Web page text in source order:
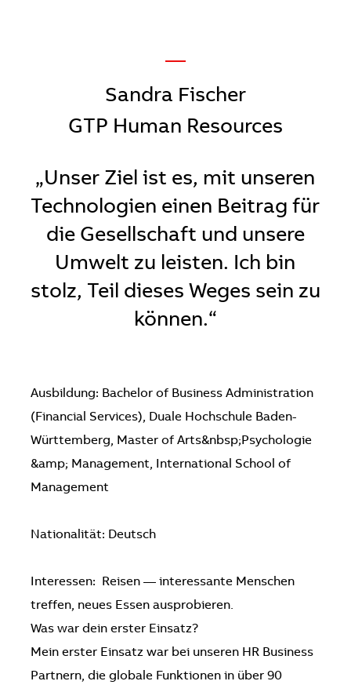
—
Sandra Fischer
GTP Human Resources
„Unser Ziel ist es, mit unseren
Technologien einen Beitrag für
die Gesellschaft und unsere
Umwelt zu leisten. Ich bin
stolz, Teil dieses Weges sein zu
können.“
Ausbildung: Bachelor of Business Administration
(Financial Services), Duale Hochschule Baden-
Württemberg, Master of Arts&nbsp;Psychologie
&amp; Management, International School of
Management
Nationalität: Deutsch
Interessen:
Reisen — interessante Menschen
treffen, neues Essen ausprobieren.
Was war dein erster Einsatz?
Mein erster Einsatz war bei unseren HR Business
Partnern, die globale Funktionen in über 90